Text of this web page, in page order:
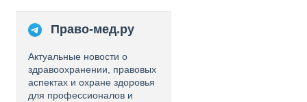
Право-мед.ру
Актуальные новости о
здравоохранении, правовых
аспектах и охране здоровья
для профессионалов и